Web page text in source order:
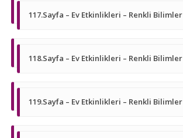
117.Sayfa – Ev Etkinlikleri – Renkli Bilimler
118.Sayfa – Ev Etkinlikleri – Renkli Bilimler
119.Sayfa – Ev Etkinlikleri – Renkli Bilimler